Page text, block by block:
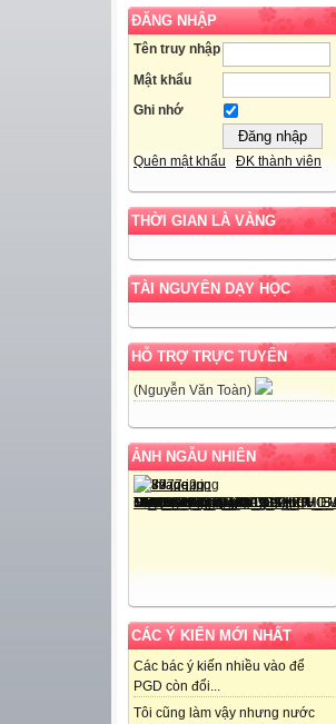
ĐĂNG NHẬP
Tên truy nhập
Mật khẩu
Ghi nhớ
Quên mật khẩu ĐK thành viên
THỜI GIAN LÀ VÀNG
TÀI NGUYÊN DẠY HỌC
HỖ TRỢ TRỰC TUYẾN
(Nguyễn Văn Toàn)
ẢNH NGẪU NHIÊN
CÁC Ý KIẾN MỚI NHẤT
Các bác ý kiến nhiều vào để
PGD còn đổi...
Tôi cũng làm vậy nhưng nước